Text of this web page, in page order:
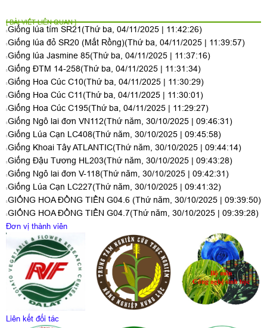
[ BÀI VIẾT LIÊN QUAN ]
Giống lúa tím SR21(Thứ ba, 04/11/2025 | 11:42:26)
Giống lúa đỏ SR20 (Mắt Rồng)(Thứ ba, 04/11/2025 | 11:39:57)
Giống lúa Jasmine 85(Thứ ba, 04/11/2025 | 11:37:16)
Giống ĐTM 14-258(Thứ ba, 04/11/2025 | 11:31:34)
Giống Hoa Cúc C10(Thứ ba, 04/11/2025 | 11:30:29)
Giống Hoa Cúc C11(Thứ ba, 04/11/2025 | 11:30:01)
Giống Hoa Cúc C195(Thứ ba, 04/11/2025 | 11:29:27)
Giống Ngô lai đơn VN112(Thứ năm, 30/10/2025 | 09:46:31)
Giống Lúa Cạn LC408(Thứ năm, 30/10/2025 | 09:45:58)
Giống Khoai Tây ATLANTIC(Thứ năm, 30/10/2025 | 09:44:14)
Giống Đậu Tương HL203(Thứ năm, 30/10/2025 | 09:43:28)
Giống Ngô lai đơn V-118(Thứ năm, 30/10/2025 | 09:42:31)
Giống Lúa Cạn LC227(Thứ năm, 30/10/2025 | 09:41:32)
GIỐNG HOA ĐỒNG TIỀN G04.6 (Thứ năm, 30/10/2025 | 09:39:50)
GIỐNG HOA ĐỒNG TIỀN G04.7(Thứ năm, 30/10/2025 | 09:39:28)
Đơn vị thành viên
Liên kết đối tác